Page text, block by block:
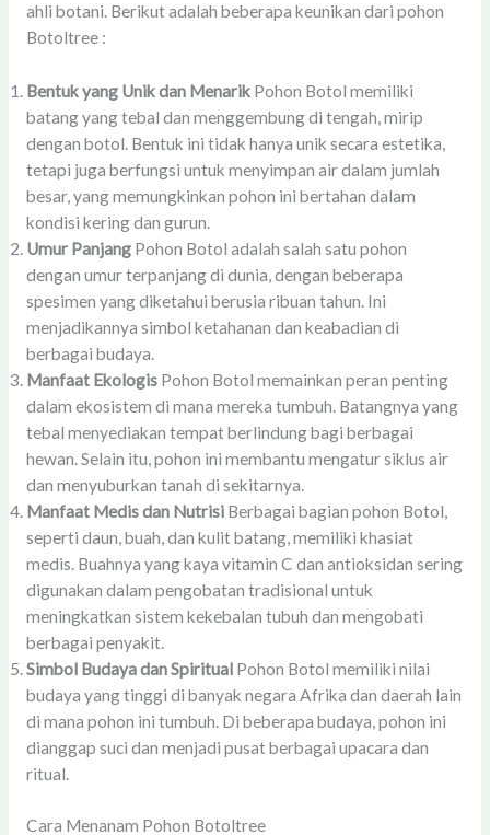
ahli botani. Berikut adalah beberapa keunikan dari pohon
Botoltree :
Bentuk yang Unik dan MenarikPohon Botol memiliki
batang yang tebal dan menggembung di tengah, mirip
dengan botol. Bentuk ini tidak hanya unik secara estetika,
tetapi juga berfungsi untuk menyimpan air dalam jumlah
besar, yang memungkinkan pohon ini bertahan dalam
kondisi kering dan gurun.
Umur PanjangPohon Botol adalah salah satu pohon
dengan umur terpanjang di dunia, dengan beberapa
spesimen yang diketahui berusia ribuan tahun. Ini
menjadikannya simbol ketahanan dan keabadian di
berbagai budaya.
Manfaat EkologisPohon Botol memainkan peran penting
dalam ekosistem di mana mereka tumbuh. Batangnya yang
tebal menyediakan tempat berlindung bagi berbagai
hewan. Selain itu, pohon ini membantu mengatur siklus air
dan menyuburkan tanah di sekitarnya.
Manfaat Medis dan NutrisiBerbagai bagian pohon Botol,
seperti daun, buah, dan kulit batang, memiliki khasiat
medis. Buahnya yang kaya vitamin C dan antioksidan sering
digunakan dalam pengobatan tradisional untuk
meningkatkan sistem kekebalan tubuh dan mengobati
berbagai penyakit.
Simbol Budaya dan SpiritualPohon Botol memiliki nilai
budaya yang tinggi di banyak negara Afrika dan daerah lain
di mana pohon ini tumbuh. Di beberapa budaya, pohon ini
dianggap suci dan menjadi pusat berbagai upacara dan
ritual.
Cara Menanam Pohon Botoltree